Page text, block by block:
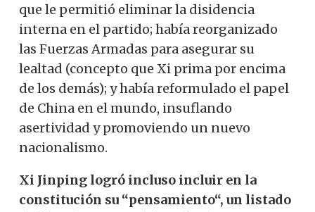
que le permitió eliminar la disidencia
interna en el partido; había reorganizado
las Fuerzas Armadas para asegurar su
lealtad (concepto que Xi prima por encima
de los demás); y había reformulado el papel
de China en el mundo, insuflando
asertividad y promoviendo un nuevo
nacionalismo.
Xi Jinping logró incluso incluir en la
constitución su “pensamiento“, un listado